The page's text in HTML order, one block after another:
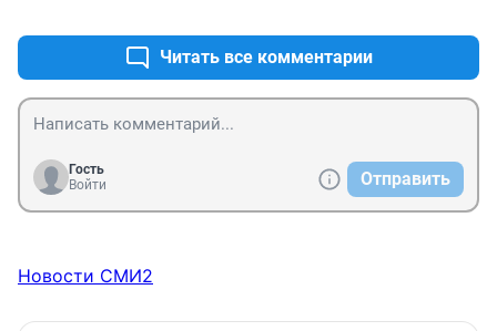
Читать все комментарии
Гость
Войти
Отправить
Новости СМИ2